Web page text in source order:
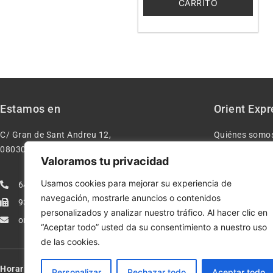
Valoramos tu privacidad
Usamos cookies para mejorar su experiencia de
navegación, mostrarle anuncios o contenidos
personalizados y analizar nuestro tráfico. Al hacer clic en
“Aceptar todo” usted da su consentimiento a nuestro uso
de las cookies.
CARRITO
Estamos en
C/ Gran de Sant Andreu 12,
08030 – Barcelona España
640277962
933113005
orientexpressmodelismo@gmail.com
Orient
Quiénes
Condiciones
Política de
Política de
Horario: Lun-Vie de 10:00-13:30 y 17:00-20:00 – Sáb de 10:00-13:30